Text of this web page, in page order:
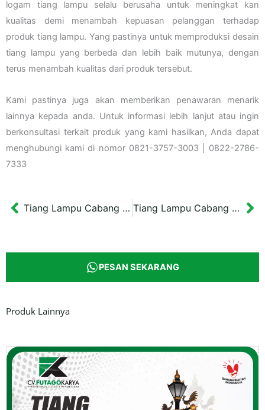
logam tiang lampu selalu berusaha untuk meningkat kan
kualitas demi menambah kepuasan pelanggan terhadap
produk tiang lampu. Yang pastinya untuk memproduksi desain
tiang lampu yang berbeda dan lebih baik mutunya, dengan
terus menambah kualitas dari produk tersebut.
Kami pastinya juga akan memberikan penawaran menarik
lainnya kepada anda. Untuk informasi lebih lanjut atau ingin
berkonsultasi terkait produk yang kami hasilkan, Anda dapat
menghubungi kami di nomor 0821-3757-3003 | 0822-2786-
7333
Prev Tiang Lampu Cabang Ganda Malioboro Tiang Lampu Cabang Tiga DKI Jakarta
PESAN SEKARANG
Produk Lainnya